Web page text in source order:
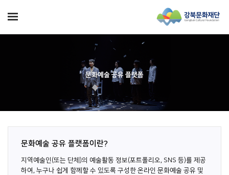
문화예술 공유 플랫폼
문화예술 공유 플랫폼이란?
지역예술인(또는 단체)의 예술활동 정보(포트폴리오, SNS 등)를 제공
하여, 누구나 쉽게 함께할 수 있도록 구성한 온라인 문화예술 공유 및